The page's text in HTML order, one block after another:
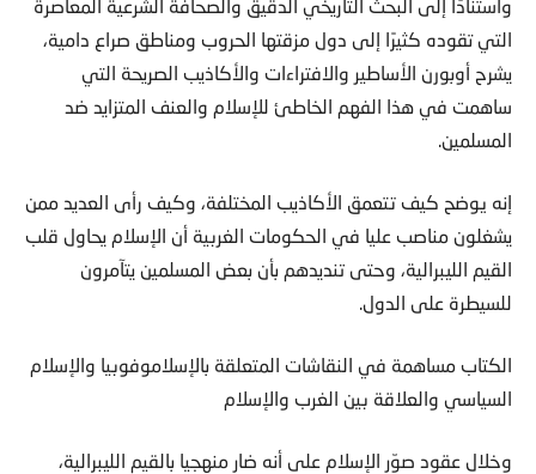
واستنادًا إلى البحث التاريخي الدقيق والصحافة الشرعية المعاصرة
التي تقوده كثيرًا إلى دول مزقتها الحروب ومناطق صراع دامية،
يشرح أوبورن الأساطير والافتراءات والأكاذيب الصريحة التي
ساهمت في هذا الفهم الخاطئ للإسلام والعنف المتزايد ضد
المسلمين.
إنه يوضح كيف تتعمق الأكاذيب المختلفة، وكيف رأى العديد ممن
يشغلون مناصب عليا في الحكومات الغربية أن الإسلام يحاول قلب
القيم الليبرالية، وحتى تنديدهم بأن بعض المسلمين يتآمرون
للسيطرة على الدول.
الكتاب مساهمة في النقاشات المتعلقة بالإسلاموفوبيا والإسلام
السياسي والعلاقة بين الغرب والإسلام
وخلال عقود صوّر الإسلام على أنه ضار منهجيا بالقيم الليبرالية،